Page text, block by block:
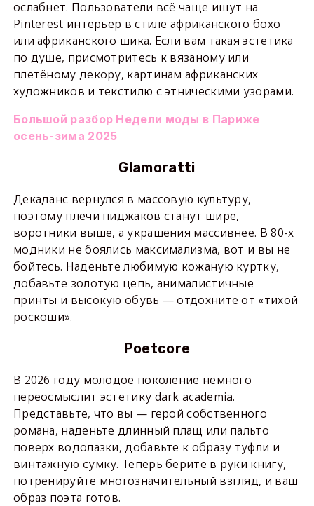
ослабнет. Пользователи всё чаще ищут на
Pinterest интерьер в стиле африканского бохо
или африканского шика. Если вам такая эстетика
по душе, присмотритесь к вязаному или
плетёному декору, картинам африканских
художников и текстилю с этническими узорами.
Большой разбор Недели моды в Париже
осень-зима 2025
Glamoratti
Декаданс вернулся в массовую культуру,
поэтому плечи пиджаков станут шире,
воротники выше, а украшения массивнее. В 80-х
модники не боялись максимализма, вот и вы не
бойтесь. Наденьте любимую кожаную куртку,
добавьте золотую цепь, анималистичные
принты и высокую обувь — отдохните от «тихой
роскоши».
Poetcore
В 2026 году молодое поколение немного
переосмыслит эстетику dark academia.
Представьте, что вы — герой собственного
романа, наденьте длинный плащ или пальто
поверх водолазки, добавьте к образу туфли и
винтажную сумку. Теперь берите в руки книгу,
потренируйте многозначительный взгляд, и ваш
образ поэта готов.